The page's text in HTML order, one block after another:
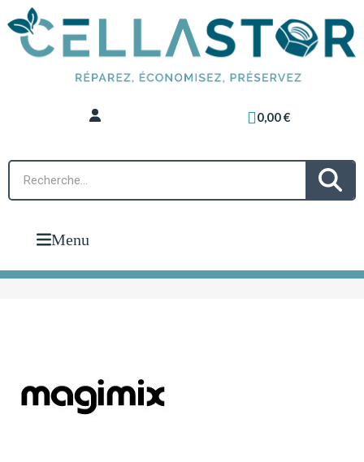
0,00 €
Menu